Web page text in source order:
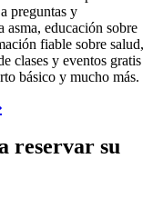
preguntas y
asma, educación sobre
fiable sobre salud,
clases y eventos gratis
básico y mucho más.
reservar su